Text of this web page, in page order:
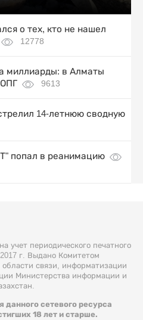
о тех, кто не нашел
12778
миллиарды: в Алматы
9613
14-летнюю сводную
попал в реанимацию
учет периодического печатного
г. Выдано Комитетом
области связи, информатизации
Министерства информации и
сетевого ресурса
18 лет и старше.